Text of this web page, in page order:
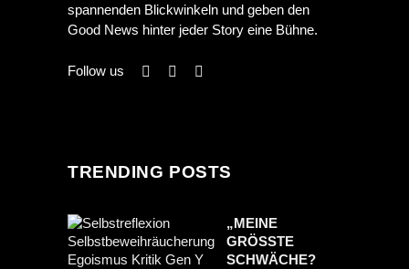
spannenden Blickwinkeln und geben den
Good News hinter jeder Story eine Bühne.
Follow us
TRENDING POSTS
„MEINE
GRÖSSTE S
CHWÄCHE? I